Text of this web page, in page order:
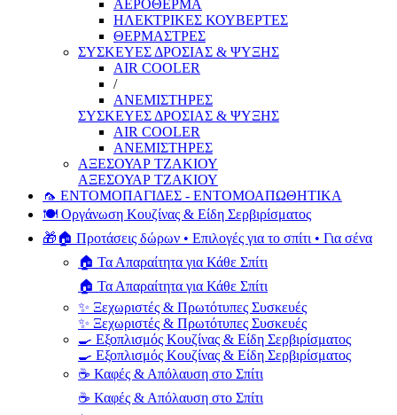
ΑΕΡΟΘΕΡΜΑ
ΗΛΕΚΤΡΙΚΕΣ ΚΟΥΒΕΡΤΕΣ
ΘΕΡΜΑΣΤΡΕΣ
ΣΥΣΚΕΥΕΣ ΔΡΟΣΙΑΣ & ΨΥΞΗΣ
AIR COOLER
/
ΑΝΕΜΙΣΤΗΡΕΣ
ΣΥΣΚΕΥΕΣ ΔΡΟΣΙΑΣ & ΨΥΞΗΣ
AIR COOLER
ΑΝΕΜΙΣΤΗΡΕΣ
ΑΞΕΣΟΥΑΡ ΤΖΑΚΙΟΥ
ΑΞΕΣΟΥΑΡ ΤΖΑΚΙΟΥ
🦟 ΕΝΤΟΜΟΠΑΓΙΔΕΣ - ΕΝΤΟΜΟΑΠΩΘΗΤΙΚΑ
🍽️ Οργάνωση Κουζίνας & Είδη Σερβιρίσματος
🎁🏠 Προτάσεις δώρων • Επιλογές για το σπίτι • Για σένα
🏠 Τα Απαραίτητα για Κάθε Σπίτι
🏠 Τα Απαραίτητα για Κάθε Σπίτι
✨ Ξεχωριστές & Πρωτότυπες Συσκευές
✨ Ξεχωριστές & Πρωτότυπες Συσκευές
🍳 Εξοπλισμός Κουζίνας & Είδη Σερβιρίσματος
🍳 Εξοπλισμός Κουζίνας & Είδη Σερβιρίσματος
☕ Καφές & Απόλαυση στο Σπίτι
☕ Καφές & Απόλαυση στο Σπίτι